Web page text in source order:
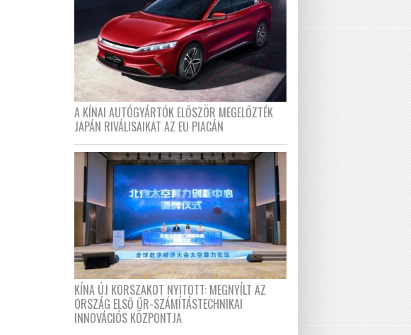
A KÍNAI AUTÓGYÁRTÓK ELŐSZÖR MEGELŐZTÉK
JAPÁN RIVÁLISAIKAT AZ EU PIACÁN
KÍNA ÚJ KORSZAKOT NYITOTT: MEGNYÍLT AZ
ORSZÁG ELSŐ ŰR-SZÁMÍTÁSTECHNIKAI
INNOVÁCIÓS KÖZPONTJA